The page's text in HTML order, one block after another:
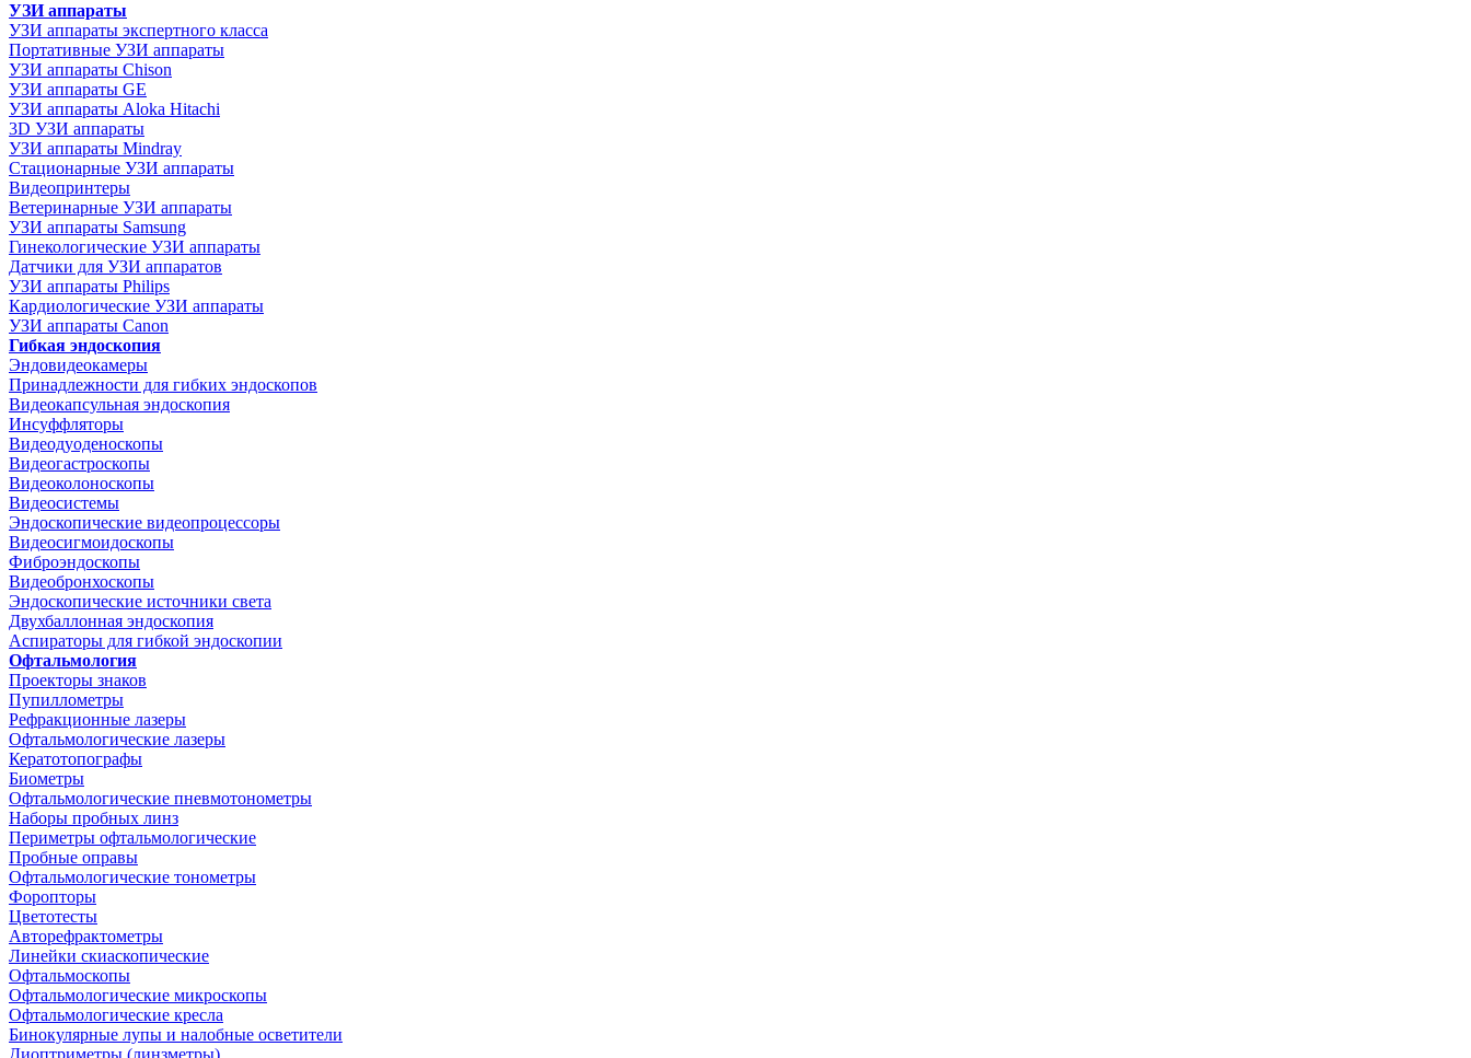
УЗИ аппараты
УЗИ аппараты экспертного класса
Портативные УЗИ аппараты
УЗИ аппараты Chison
УЗИ аппараты GE
УЗИ аппараты Aloka Hitachi
3D УЗИ аппараты
УЗИ аппараты Mindray
Стационарные УЗИ аппараты
Видеопринтеры
Ветеринарные УЗИ аппараты
УЗИ аппараты Samsung
Гинекологические УЗИ аппараты
Датчики для УЗИ аппаратов
УЗИ аппараты Philips
Кардиологические УЗИ аппараты
УЗИ аппараты Canon
Гибкая эндоскопия
Эндовидеокамеры
Принадлежности для гибких эндоскопов
Видеокапсульная эндоскопия
Инсуффляторы
Видеодуоденоскопы
Видеогастроскопы
Видеоколоноскопы
Видеосистемы
Эндоскопические видеопроцессоры
Видеосигмоидоскопы
Фиброэндоскопы
Видеобронхоскопы
Эндоскопические источники света
Двухбаллонная эндоскопия
Аспираторы для гибкой эндоскопии
Офтальмология
Проекторы знаков
Пупиллометры
Рефракционные лазеры
Офтальмологические лазеры
Кератотопографы
Биометры
Офтальмологические пневмотонометры
Наборы пробных линз
Периметры офтальмологические
Пробные оправы
Офтальмологические тонометры
Форопторы
Цветотесты
Авторефрактометры
Линейки скиаскопические
Офтальмоскопы
Офтальмологические микроскопы
Офтальмологические кресла
Бинокулярные лупы и налобные осветители
Диоптриметры (линзметры)